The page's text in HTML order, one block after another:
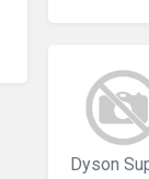
Dyson